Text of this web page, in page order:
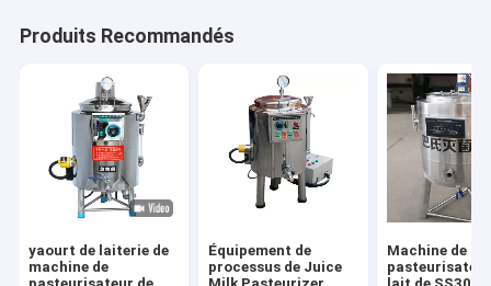
Produits Recommandés
yaourt de laiterie de
machine de
Équipement de
processus de Juice
Machine de